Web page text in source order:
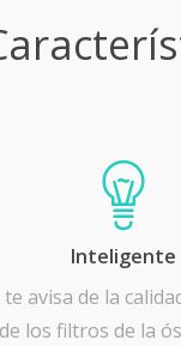
Inteligente
avisa de la
los filtros de la